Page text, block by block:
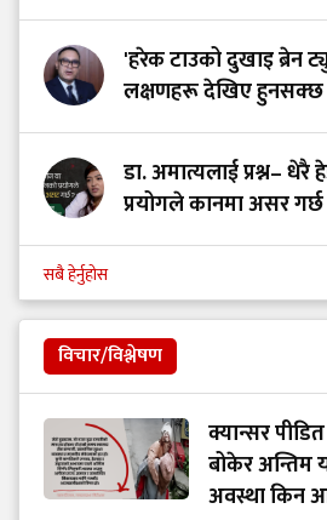
'हरेक टाउको दुखाइ ब्रेन
लक्षणहरू देखिए
डा. अमात्यलाई प्रश्न–
प्रयोगले कानमा असर
सबै हेर्नुहोस
विचार/विश्लेषण
क्यान्सर
बोकेर अन्तिम
अवस्था किन